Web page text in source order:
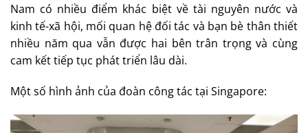
Nam có nhiều điểm khác biệt về tài nguyên nước và
kinh tế-xã hội, mối quan hệ đối tác và bạn bè thân thiết
nhiều năm qua vẫn được hai bên trân trọng và cùng
cam kết tiếp tục phát triển lâu dài.
Một số hình ảnh của đoàn công tác tại Singapore: